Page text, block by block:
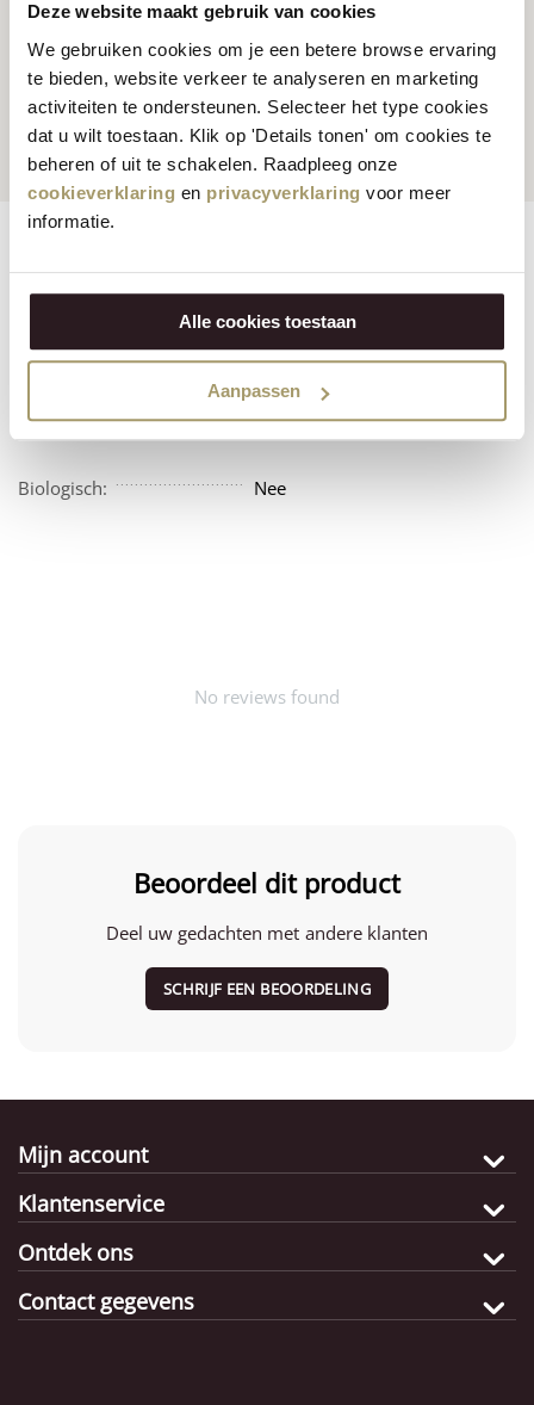
Deze website maakt gebruik van cookies
We gebruiken cookies om je een betere browse ervaring
te bieden, website verkeer te analyseren en marketing
activiteiten te ondersteunen. Selecteer het type cookies
dat u wilt toestaan. Klik op 'Details tonen' om cookies te
beheren of uit te schakelen. Raadpleeg onze
cookieverklaring en privacyverklaring voor meer
informatie.
Alle cookies toestaan
Aanpassen
Klanten beoordelen ons
gemiddeld met een 9.5
Snelle en betrouwbare
levering
Nee
Biologisch: Nee
No reviews found
Beoordeel dit product
Deel uw gedachten met andere klanten
SCHRIJF EEN BEOORDELING
Mijn account
Klantenservice
Ontdek ons
Contact gegevens